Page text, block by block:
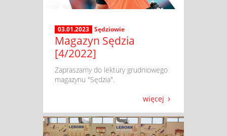
03.01.2023 Sędziowie
Magazyn Sędzia
[4/2022]
​ Zapraszamy do lektury grudniowego
magazynu "Sędzia".
więcej